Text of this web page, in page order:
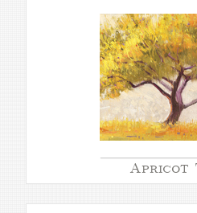
Apricot